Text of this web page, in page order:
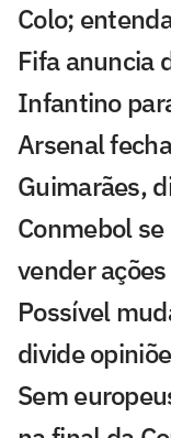
Colo;
Fifa anuncia
Infantino
Arsenal
Guimarães,
Conmebol
vender
Possível
divide
Sem